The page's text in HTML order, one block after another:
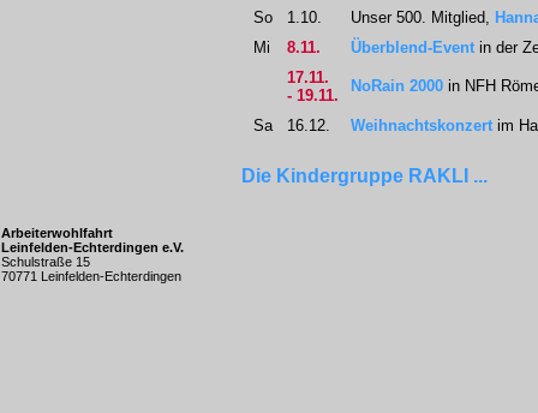
So 1.10. Unser 500. Mitglied,
Mi
8.11. Überblend-Event in der
17.11.
- 19.11.
NoRain 2000 in NFH
Sa 16.12. Weihnachtskonzert im
Die Kindergruppe RAKLI ...
Arbeiterwohlfahrt
Leinfelden-Echterdingen e.V.
Schulstraße 15
70771 Leinfelden-Echterdingen